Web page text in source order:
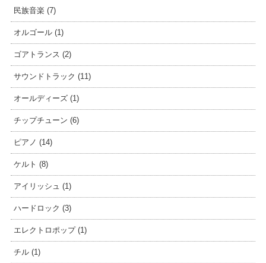
民族音楽 (7)
オルゴール (1)
ゴアトランス (2)
サウンドトラック (11)
オールディーズ (1)
チップチューン (6)
ピアノ (14)
ケルト (8)
アイリッシュ (1)
ハードロック (3)
エレクトロポップ (1)
チル (1)